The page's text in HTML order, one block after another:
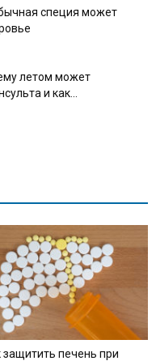
специя может
летом может
и как...
защитить печень при